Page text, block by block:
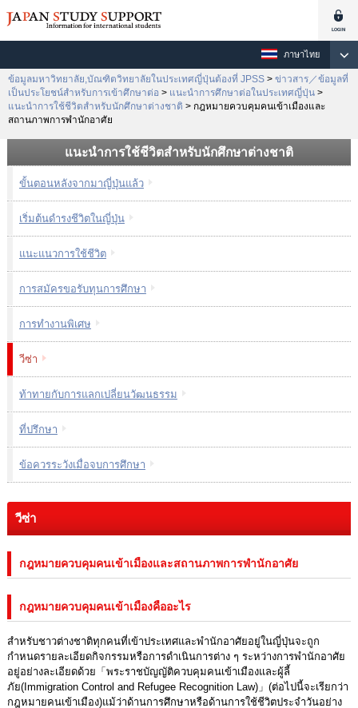
ภาษาไทย
ข้อมูลมหาวิทยาลัย,บัณฑิตวิทยาลัยในประเทศญี่ปุ่นต้องที่ JPSS > ข่าวสาร／ข้อมูลที่
เป็นประโยชน์สำหรับการเข้าศึกษาต่อ > แนะนำการศึกษาต่อในประเทศญี่ปุ่น >
แนะนำการใช้ชีวิตสำหรับนักศึกษาต่างชาติ > กฎหมายควบคุมคนเข้าเมืองและ
สถานภาพการพำนักอาศัย
แนะนำการใช้ชีวิตสำหรับนักศึกษาต่างชาติ
ขั้นตอนหลังจากมาญี่ปุ่นแล้ว
เริ่มต้นดำรงชีวิตในญี่ปุ่น
แนะแนวการใช้ชีวิต
การสมัครขอรับทุนการศึกษา
การทำงานพิเศษ
วีซ่า
ท้าทายกับการแลกเปลี่ยนวัฒนธรรม
ที่ปรึกษา
ข้อควรระวังเมื่อจบการศึกษา
วีซ่า
กฎหมายควบคุมคนเข้าเมืองและสถานภาพการพำนักอาศัย
กฎหมายควบคุมคนเข้าเมืองคืออะไร
สำหรับชาวต่างชาติทุกคนที่เข้าประเทศและพำนักอาศัยอยู่ในญี่ปุ่นจะถูก
กำหนดรายละเอียดกิจกรรมหรือการดำเนินการต่าง ๆ ระหว่างการพำนักอาศัย
อยู่อย่างละเอียดด้วย「พระราชบัญญัติควบคุมคนเข้าเมืองและผู้ลี้
ภัย(Immigration Control and Refugee Recognition Law)」(ต่อไปนี้จะเรียกว่า
กฎหมายคนเข้าเมือง)แม้ว่าด้านการศึกษาหรือด้านการใช้ชีวิตประจำวันอย่าง